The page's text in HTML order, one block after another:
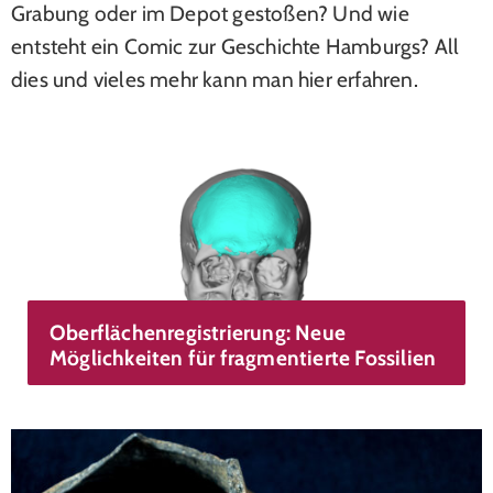
Grabung oder im Depot gestoßen? Und wie
entsteht ein Comic zur Geschichte Hamburgs? All
dies und vieles mehr kann man hier erfahren.
Oberflächenregistrierung: Neue
Möglichkeiten für fragmentierte Fossilien